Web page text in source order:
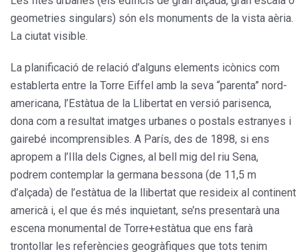
geometries singulars) són els monuments de la vista aèria.
La ciutat visible.
La planificació de relació d’alguns elements icònics com
establerta entre la Torre Eiffel amb la seva “parenta” nord-
americana, l’Estàtua de la Llibertat en versió parisenca,
dona com a resultat imatges urbanes o postals estranyes i
gairebé incomprensibles. A París, des de 1898, si ens
apropem a l’Illa dels Cignes, al bell mig del riu Sena,
podrem contemplar la germana bessona (de 11,5 m
d’alçada) de l’estàtua de la llibertat que resideix al continent
americà i, el que és més inquietant, se’ns presentarà una
escena monumental de Torre+estàtua que ens farà
trontollar les referències geogràfiques que tots tenim